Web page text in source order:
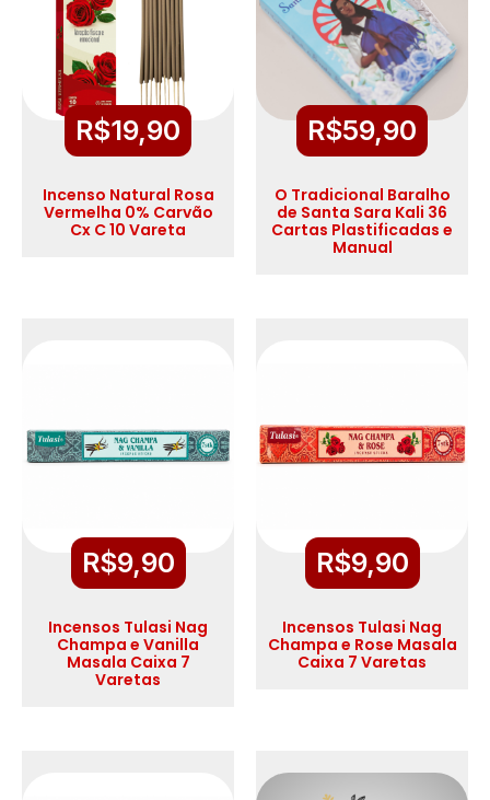
R$19,90
Incenso Natural Rosa
Vermelha 0% Carvão
Cx C 10 Vareta
R$59,90
O Tradicional Baralho
de Santa Sara Kali 36
Cartas Plastificadas e
Manual
R$9,90
Incensos Tulasi Nag
Champa e Vanilla
Masala Caixa 7
Varetas
R$9,90
Incensos Tulasi Nag
Champa e Rose Masala
Caixa 7 Varetas